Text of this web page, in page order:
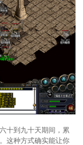
十到九十天期间，累
这种方式确实能让你